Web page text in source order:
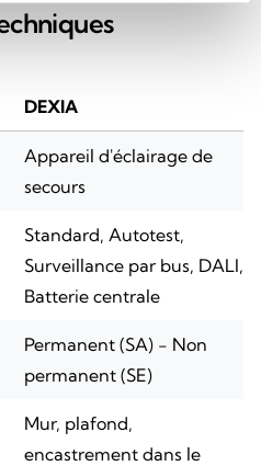
DEXIA
Appareil d'éclairage de
secours
Standard, Autotest,
Surveillance par bus, DALI,
Batterie centrale
Permanent (SA) - Non
permanent (SE)
Mur, plafond,
encastrement dans le